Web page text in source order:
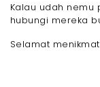
Kalau udah nemu
hubungi mereka
Selamat